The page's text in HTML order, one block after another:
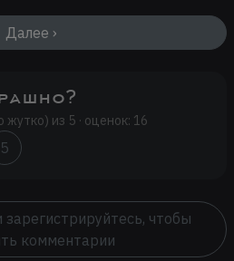
Далее ›
жутко) из 5 · оценок: 16
5
зарегистрируйтесь, чтобы
комментарии